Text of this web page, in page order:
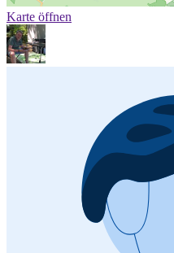
Karte öffnen